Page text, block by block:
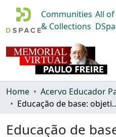
Communities
& Collections
All of
Home
Educação de base:
Educação de